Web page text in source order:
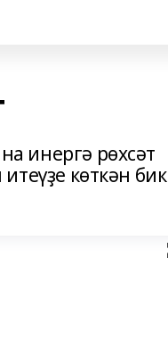
инергә рөхсәт
көткән бик